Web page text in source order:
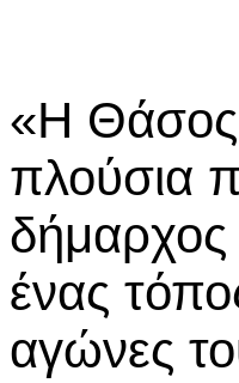
«Η Θάσος
πλούσια
δήμαρχος
ένας
αγώνες